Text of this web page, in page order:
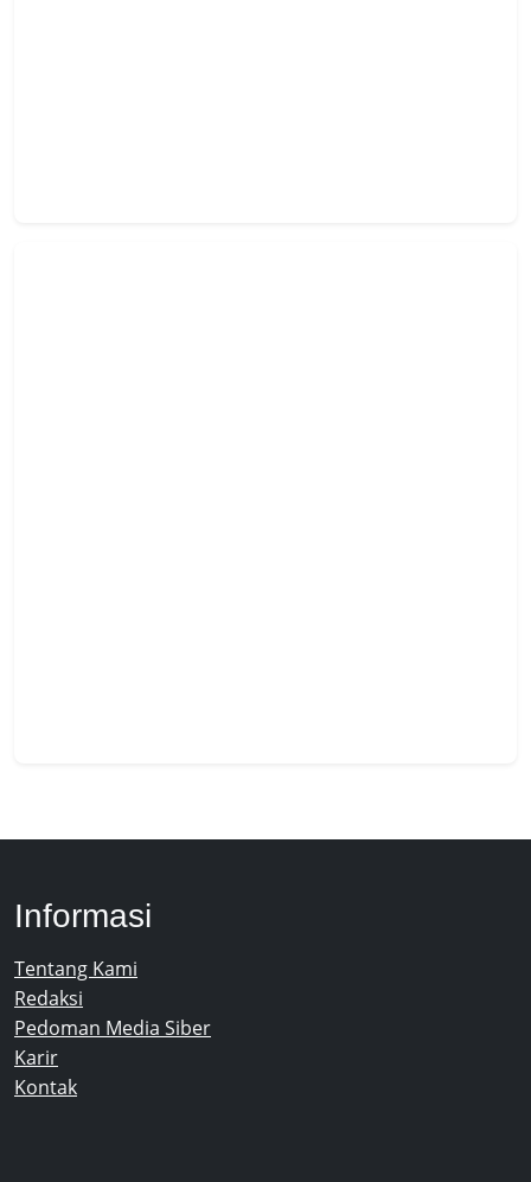
Informasi
Tentang Kami
Redaksi
Pedoman Media Siber
Karir
Kontak